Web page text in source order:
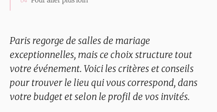
Paris regorge de salles de mariage
exceptionnelles, mais ce choix structure tout
votre événement. Voici les critères et conseils
pour trouver le lieu qui vous correspond, dans
votre budget et selon le profil de vos invités.